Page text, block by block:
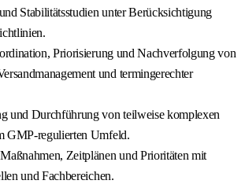
Stabilitätsstudien unter Berücksichtigung
Priorisierung und Nachverfolgung von
und termingerechter
und Durchführung von teilweise komplexen
GMP-regulierten Umfeld.
Zeitplänen und Prioritäten mit
und Fachbereichen.